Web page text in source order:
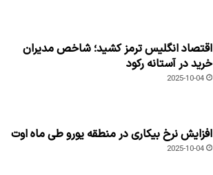
اقتصاد انگلیس ترمز کشید؛ شاخص مدیران
خرید در آستانه رکود
2025-10-04
افزایش نرخ بیکاری در منطقه یورو طی ماه اوت
2025-10-04